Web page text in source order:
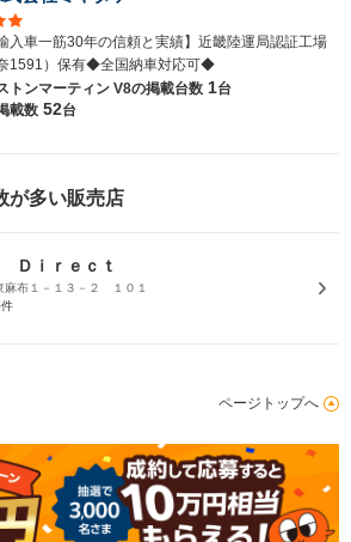
輸入車一筋30年の信頼と実績】近畿陸運局認証工場
奈1591）保有◆全国納車対応可◆
トンマーティン V8の掲載台数 1台
載数 52台
が多い販売店
Ｄｉｒｅｃｔ
麻布１－１３－２ １０１
件
ページトップへ